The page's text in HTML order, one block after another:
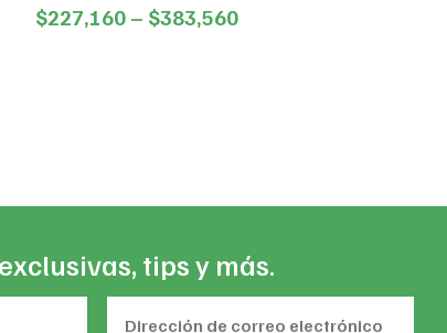
$227,160 – $383,560Price
tips y más.